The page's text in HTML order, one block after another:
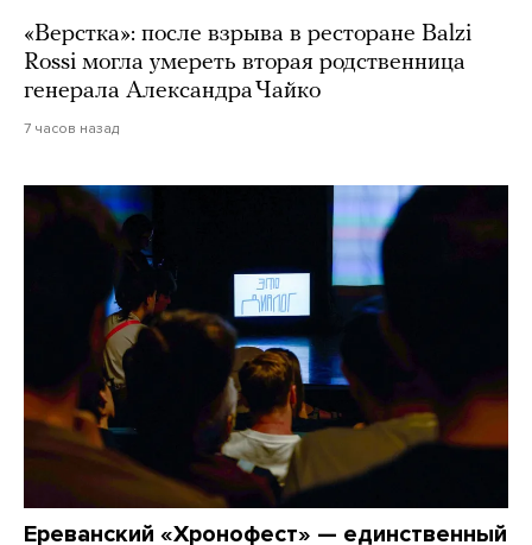
«Верстка»: после взрыва в ресторане Balzi
Rossi могла умереть вторая родственница
генерала Александра Чайко
7 часов назад
Ереванский «Хронофест» — единственный